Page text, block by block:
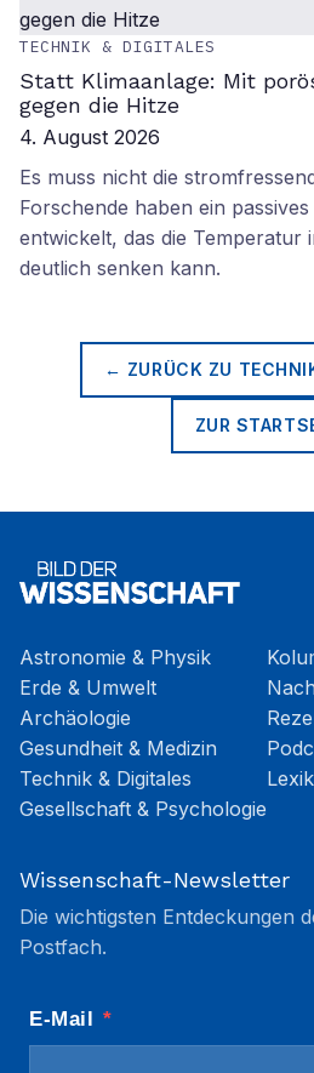
TECHNIK & DIGITALES
Statt Klimaanlage: Mit
gegen die Hitze
4. August 2026
Es muss nicht die
Forschende haben ein
entwickelt, das die Temperatur
deutlich senken kann.
← ZURÜCK ZU
ZUR
Astronomie & Physik
Erde & Umwelt
Archäologie
Gesundheit & Medizin
Technik & Digitales
Gesellschaft & Psychologie
Wissenschaft-Newsletter
Die wichtigsten Entdeckungen
Postfach.